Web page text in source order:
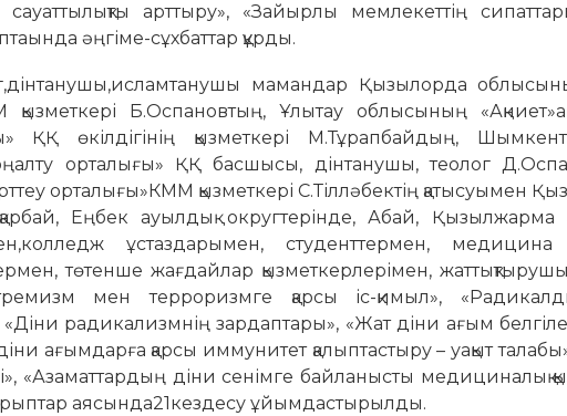
сауаттылықты арттыру», «Зайырлы мемлекеттің
әңгіме-сұхбаттар құрды.
мамандар Қызылорда
Б.Оспановтың, Ұлытау облысының
ҚҚ өкілдігінің қызметкері М.Тұрапбайдың, Шымкент
оңалту орталығы» ҚҚ басшысы, дінтанушы, теолог
орталығы»КММ қызметкері С.Тілләбектің қатысуымен
Еңбек ауылдық округтерінде, Абай, Қызылжарма
ұстаздарымен, студенттермен, медицина
төтенше жағдайлар қызметкерлерімен,
мен терроризмге қарсы іс-қимыл»,
радикализмнің зардаптары», «Жат діни ағым
ағымдарға қарсы иммунитет қалыптастыру – уақыт талабы»,
«Азаматтардың діни сенімге байланысты медициналық
аясында21кездесу ұйымдастырылды.